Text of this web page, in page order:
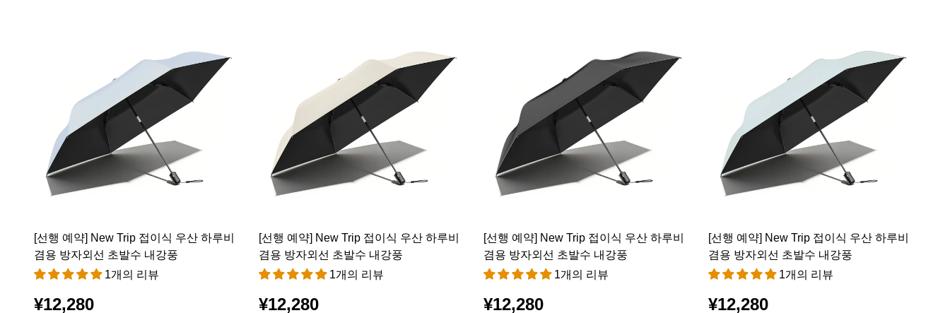
[선행 예약] New Trip 접이식 우산 하루비
겸용 방자외선 초발수 내강풍
1개의 리뷰
¥12,280
[선행 예약] New Trip 접이식 우산 하루비
겸용 방자외선 초발수 내강풍
1개의 리뷰
¥12,280
[선행 예약] New Trip 접이식 우산 하루비
겸용 방자외선 초발수 내강풍
1개의 리뷰
¥12,280
[선행 예약] New Trip 접이식 우산 하루비
겸용 방자외선 초발수 내강풍
1개의 리뷰
¥12,280